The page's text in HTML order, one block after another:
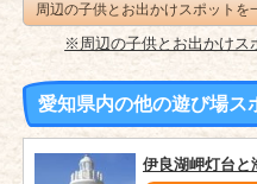
周辺の子供とお出かけスポットを
※周辺の子供とお出かけ
愛知県内の他の遊び場ス
伊良湖岬灯台と